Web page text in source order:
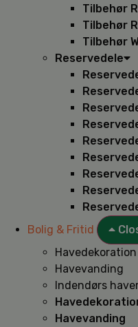
Tilbehør
Tilbehør
Tilbehør
Reservedele
Bolig & Fritid
Havedekoration
Havevanding
Indendørs
Havevanding